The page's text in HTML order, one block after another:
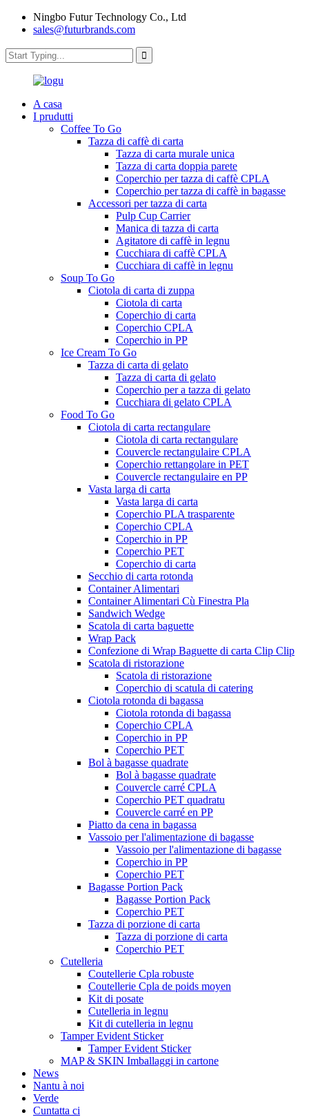
Ningbo Futur Technology Co., Ltd
sales@futurbrands.com
A casa
I prudutti
Coffee To Go
Tazza di caffè di carta
Tazza di carta murale unica
Tazza di carta doppia parete
Coperchio per tazza di caffè CPLA
Coperchio per tazza di caffè in bagasse
Accessori per tazza di carta
Pulp Cup Carrier
Manica di tazza di carta
Agitatore di caffè in legnu
Cucchiara di caffè CPLA
Cucchiara di caffè in legnu
Soup To Go
Ciotola di carta di zuppa
Ciotola di carta
Coperchio di carta
Coperchio CPLA
Coperchio in PP
Ice Cream To Go
Tazza di carta di gelato
Tazza di carta di gelato
Coperchio per a tazza di gelato
Cucchiara di gelato CPLA
Food To Go
Ciotola di carta rectangulare
Ciotola di carta rectangulare
Couvercle rectangulaire CPLA
Coperchio rettangolare in PET
Couvercle rectangulaire en PP
Vasta larga di carta
Vasta larga di carta
Coperchio PLA trasparente
Coperchio CPLA
Coperchio in PP
Coperchio PET
Coperchio di carta
Secchio di carta rotonda
Container Alimentari
Container Alimentari Cù Finestra Pla
Sandwich Wedge
Scatola di carta baguette
Wrap Pack
Confezione di Wrap Baguette di carta Clip Clip
Scatola di ristorazione
Scatola di ristorazione
Coperchio di scatula di catering
Ciotola rotonda di bagassa
Ciotola rotonda di bagassa
Coperchio CPLA
Coperchio in PP
Coperchio PET
Bol à bagasse quadrate
Bol à bagasse quadrate
Couvercle carré CPLA
Coperchio PET quadratu
Couvercle carré en PP
Piatto da cena in bagassa
Vassoio per l'alimentazione di bagasse
Vassoio per l'alimentazione di bagasse
Coperchio in PP
Coperchio PET
Bagasse Portion Pack
Bagasse Portion Pack
Coperchio PET
Tazza di porzione di carta
Tazza di porzione di carta
Coperchio PET
Cutelleria
Coutellerie Cpla robuste
Coutellerie Cpla de poids moyen
Kit di posate
Cutelleria in legnu
Kit di cutelleria in legnu
Tamper Evident Sticker
Tamper Evident Sticker
MAP & SKIN Imballaggi in cartone
News
Nantu à noi
Verde
Cuntatta ci